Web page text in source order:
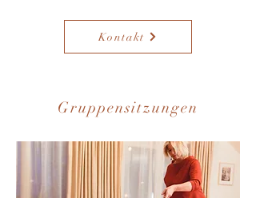
Kontakt
Gruppensitzungen